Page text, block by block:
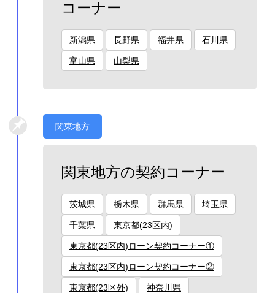
コーナー
新潟県 長野県 福井県 石川県
富山県 山梨県
関東地方
関東地方の契約コーナー
茨城県 栃木県 群馬県 埼玉県
千葉県 東京都(23区内)
東京都(23区内)ローン契約コーナー①
東京都(23区内)ローン契約コーナー②
東京都(23区外) 神奈川県